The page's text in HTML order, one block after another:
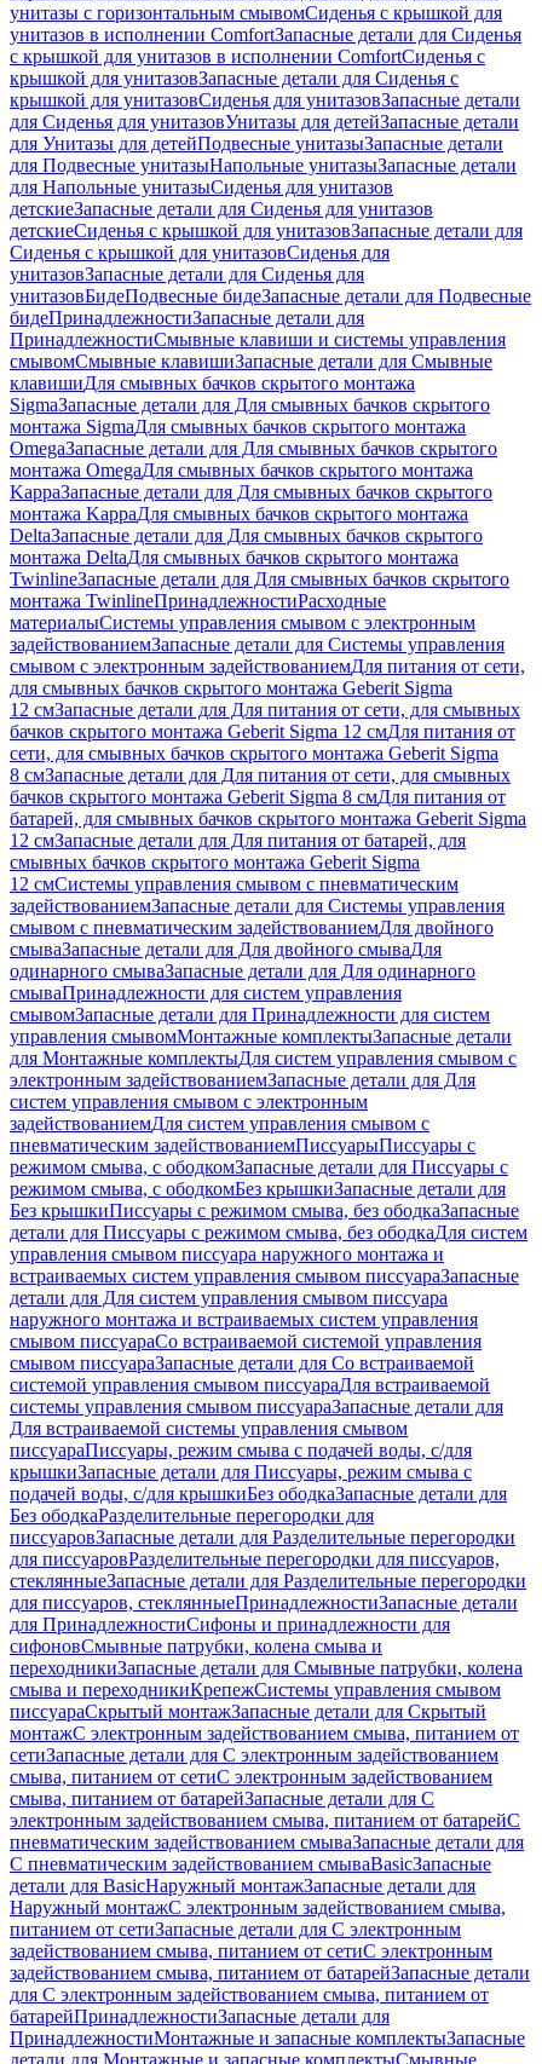
унитазы с горизонтальным смывомСиденья с крышкой для
унитазов в исполнении ComfortЗапасные детали для Сиденья
с крышкой для унитазов в исполнении ComfortСиденья с
крышкой для унитазовЗапасные детали для Сиденья с
крышкой для унитазовСиденья для унитазовЗапасные детали
для Сиденья для унитазовУнитазы для детейЗапасные детали
для Унитазы для детейПодвесные унитазыЗапасные детали
для Подвесные унитазыНапольные унитазыЗапасные детали
для Напольные унитазыСиденья для унитазов
детскиеЗапасные детали для Сиденья для унитазов
детскиеСиденья с крышкой для унитазовЗапасные детали для
Сиденья с крышкой для унитазовСиденья для
унитазовЗапасные детали для Сиденья для
унитазовБидеПодвесные бидеЗапасные детали для Подвесные
бидеПринадлежностиЗапасные детали для
ПринадлежностиСмывные клавиши и системы управления
смывомСмывные клавишиЗапасные детали для Смывные
клавишиДля смывных бачков скрытого монтажа
SigmaЗапасные детали для Для смывных бачков скрытого
монтажа SigmaДля смывных бачков скрытого монтажа
OmegaЗапасные детали для Для смывных бачков скрытого
монтажа OmegaДля смывных бачков скрытого монтажа
KappaЗапасные детали для Для смывных бачков скрытого
монтажа KappaДля смывных бачков скрытого монтажа
DeltaЗапасные детали для Для смывных бачков скрытого
монтажа DeltaДля смывных бачков скрытого монтажа
TwinlineЗапасные детали для Для смывных бачков скрытого
монтажа TwinlineПринадлежностиРасходные
материалыСистемы управления смывом с электронным
задействованиемЗапасные детали для Системы управления
смывом с электронным задействованиемДля питания от сети,
для смывных бачков скрытого монтажа Geberit Sigma
12 смЗапасные детали для Для питания от сети, для смывных
бачков скрытого монтажа Geberit Sigma 12 смДля питания от
сети, для смывных бачков скрытого монтажа Geberit Sigma
8 смЗапасные детали для Для питания от сети, для смывных
бачков скрытого монтажа Geberit Sigma 8 смДля питания от
батарей, для смывных бачков скрытого монтажа Geberit Sigma
12 смЗапасные детали для Для питания от батарей, для
смывных бачков скрытого монтажа Geberit Sigma
12 смСистемы управления смывом с пневматическим
задействованиемЗапасные детали для Системы управления
смывом с пневматическим задействованиемДля двойного
смываЗапасные детали для Для двойного смываДля
одинарного смываЗапасные детали для Для одинарного
смываПринадлежности для систем управления
смывомЗапасные детали для Принадлежности для систем
управления смывомМонтажные комплектыЗапасные детали
для Монтажные комплектыДля систем управления смывом с
электронным задействованиемЗапасные детали для Для
систем управления смывом с электронным
задействованиемДля систем управления смывом с
пневматическим задействованиемПиссуарыПиссуары с
режимом смыва, с ободкомЗапасные детали для Писсуары с
режимом смыва, с ободкомБез крышкиЗапасные детали для
Без крышкиПиссуары с режимом смыва, без ободкаЗапасные
детали для Писсуары с режимом смыва, без ободкаДля систем
управления смывом писсуара наружного монтажа и
встраиваемых систем управления смывом писсуараЗапасные
детали для Для систем управления смывом писсуара
наружного монтажа и встраиваемых систем управления
смывом писсуараСо встраиваемой системой управления
смывом писсуараЗапасные детали для Со встраиваемой
системой управления смывом писсуараДля встраиваемой
системы управления смывом писсуараЗапасные детали для
Для встраиваемой системы управления смывом
писсуараПиссуары, режим смыва с подачей воды, с/для
крышкиЗапасные детали для Писсуары, режим смыва с
подачей воды, с/для крышкиБез ободкаЗапасные детали для
Без ободкаРазделительные перегородки для
писсуаровЗапасные детали для Разделительные перегородки
для писсуаровРазделительные перегородки для писсуаров,
стеклянныеЗапасные детали для Разделительные перегородки
для писсуаров, стеклянныеПринадлежностиЗапасные детали
для ПринадлежностиСифоны и принадлежности для
сифоновСмывные патрубки, колена смыва и
переходникиЗапасные детали для Смывные патрубки, колена
смыва и переходникиКрепежСистемы управления смывом
писсуараСкрытый монтажЗапасные детали для Скрытый
монтажС электронным задействованием смыва, питанием от
сетиЗапасные детали для С электронным задействованием
смыва, питанием от сетиС электронным задействованием
смыва, питанием от батарейЗапасные детали для С
электронным задействованием смыва, питанием от батарейС
пневматическим задействованием смываЗапасные детали для
С пневматическим задействованием смываBasicЗапасные
детали для BasicНаружный монтажЗапасные детали для
Наружный монтажС электронным задействованием смыва,
питанием от сетиЗапасные детали для С электронным
задействованием смыва, питанием от сетиС электронным
задействованием смыва, питанием от батарейЗапасные детали
для С электронным задействованием смыва, питанием от
батарейПринадлежностиЗапасные детали для
ПринадлежностиМонтажные и запасные комплектыЗапасные
детали для Монтажные и запасные комплектыСмывные